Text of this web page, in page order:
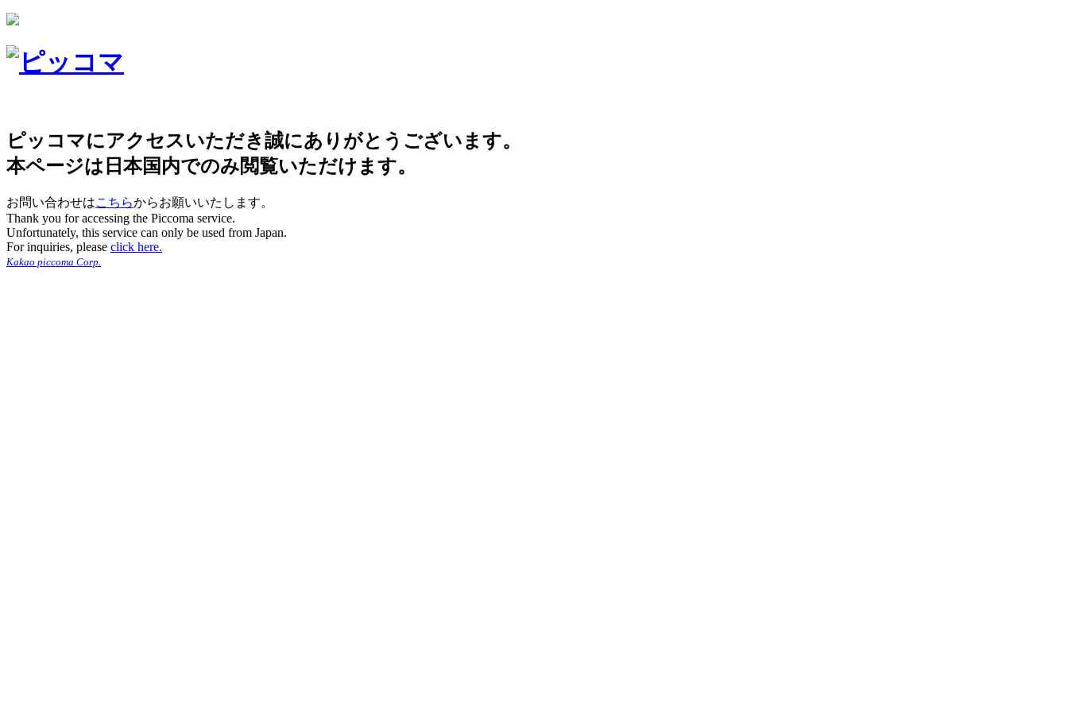
ピッコマにアクセスいただき誠にありがとうございます。
本ページは日本国内でのみ閲覧いただけます。
お問い合わせはこちらからお願いいたします。
Thank you for accessing the Piccoma service.
Unfortunately, this service can only be used from Japan.
For inquiries, please click here.
Kakao piccoma Corp.